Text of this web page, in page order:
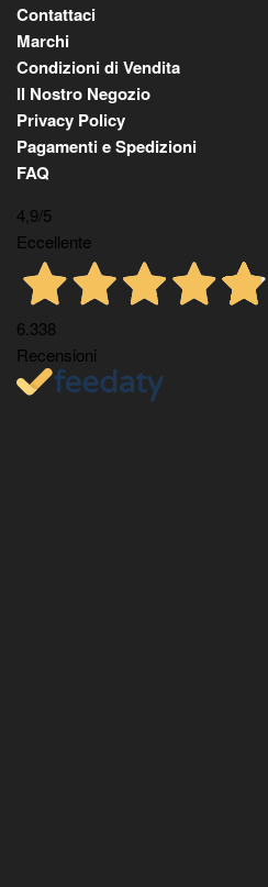
Contattaci
Marchi
Condizioni di Vendita
Il Nostro Negozio
Privacy Policy
Pagamenti e Spedizioni
FAQ
4,9/5
Eccellente
6.338
Recensioni